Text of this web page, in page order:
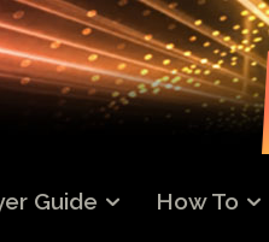
Guide How To